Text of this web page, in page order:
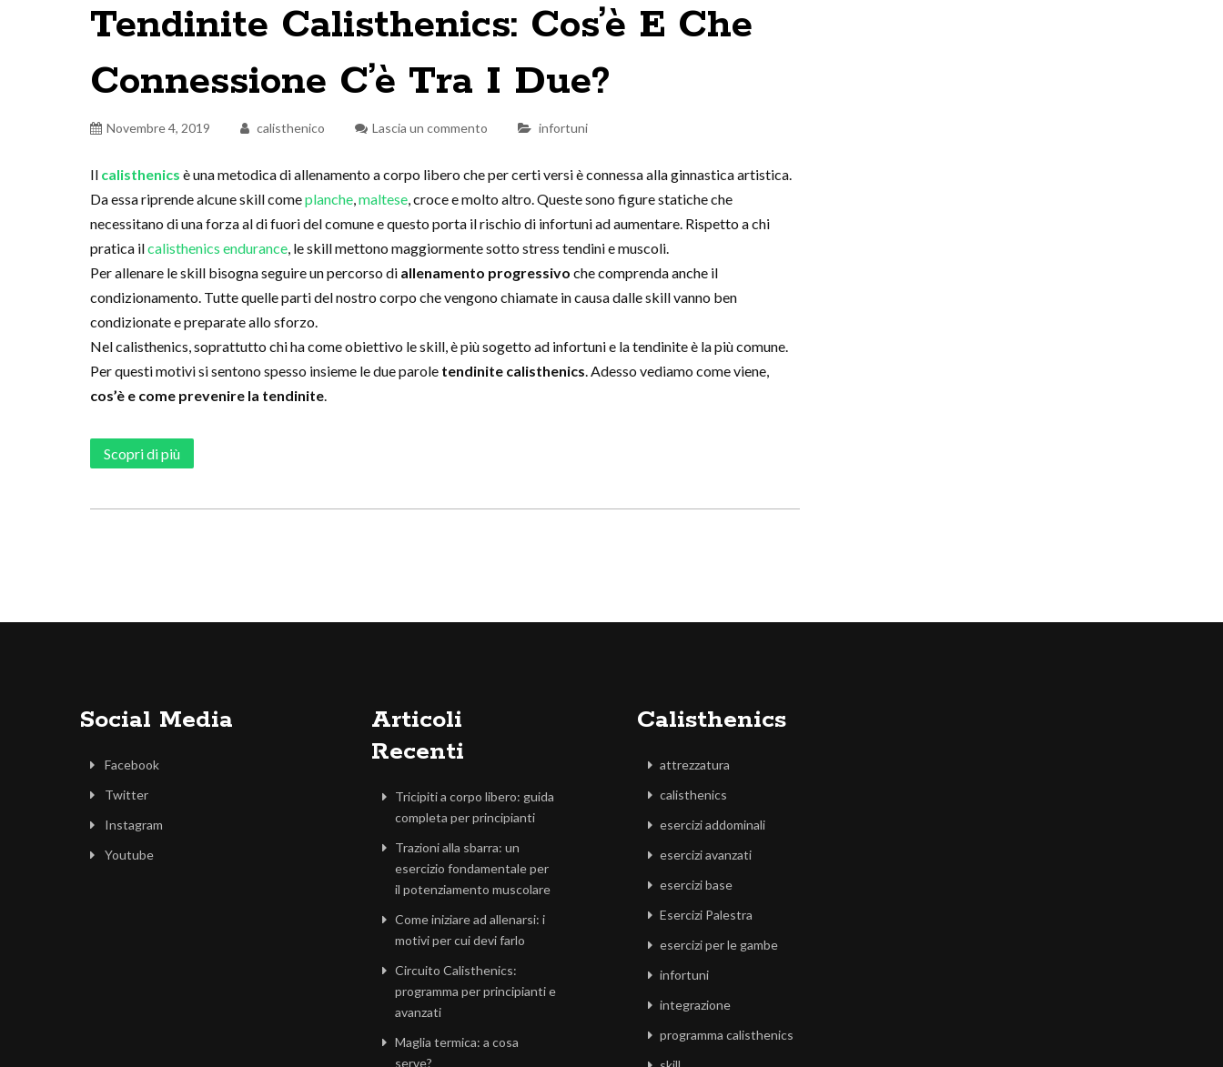
Tendinite Calisthenics: Cos’è E Che
Connessione C’è Tra I Due?
Novembre 4, 2019 calisthenico Lascia un commento infortuni
Il calisthenics è una metodica di allenamento a corpo libero che per certi versi è connessa alla ginnastica artistica.
Da essa riprende alcune skill comeplanche,maltese, croce e molto altro. Queste sono figure statiche che
necessitano di una forza al di fuori del comune e questo porta il rischio di infortuni ad aumentare. Rispetto a chi
pratica ilcalisthenics endurance, le skill mettono maggiormente sotto stress tendini e muscoli.
Per allenare le skill bisogna seguire un percorso di allenamento progressivo che comprenda anche il
condizionamento. Tutte quelle parti del nostro corpo che vengono chiamate in causa dalle skill vanno ben
condizionate e preparate allo sforzo.
Nel calisthenics, soprattutto chi ha come obiettivo le skill, è più sogetto ad infortuni e la tendinite è la più comune.
Per questi motivi si sentono spesso insieme le due parole tendinite calisthenics. Adesso vediamo come viene,
cos’è e come prevenire la tendinite.
Scopri di più
Social Media
Facebook
Twitter
Instagram
Youtube
Articoli
Recenti
Tricipiti a corpo libero: guida
completa per principianti
Trazioni alla sbarra: un
esercizio fondamentale per
il potenziamento muscolare
Come iniziare ad allenarsi: i
motivi per cui devi farlo
Circuito Calisthenics:
programma per principianti e
avanzati
Maglia termica: a cosa
serve?
Calisthenics
attrezzatura
calisthenics
esercizi addominali
esercizi avanzati
esercizi base
Esercizi Palestra
esercizi per le gambe
infortuni
integrazione
programma calisthenics